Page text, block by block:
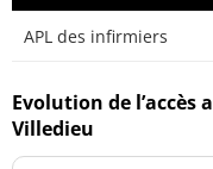
APL des infirmiers
Evolution de
Villedieu